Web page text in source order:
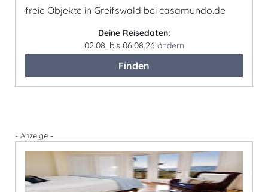
freie Objekte in Greifswald bei casamundo.de
Deine Reisedaten:
02.08. bis 06.08.26 ändern
Finden
- Anzeige -